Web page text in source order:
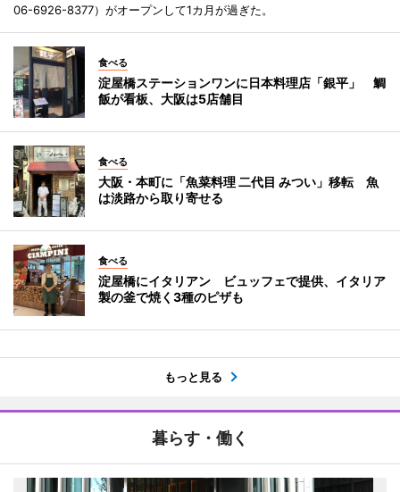
06-6926-8377）がオープンして1カ月が過ぎた。
食べる
淀屋橋ステーションワンに日本料理店「銀平」 鯛
飯が看板、大阪は5店舗目
食べる
大阪・本町に「魚菜料理 二代目 みつい」移転 魚
は淡路から取り寄せる
食べる
淀屋橋にイタリアン ビュッフェで提供、イタリア
製の釜で焼く3種のピザも
もっと見る
暮らす・働く